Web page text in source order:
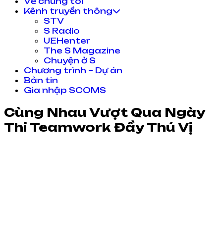
Kênh truyền thông
STV
S Radio
UEHenter
The S Magazine
Chuyện ở S
Chương trình – Dự án
Bản tin
Gia nhập SCOMS
Cùng Nhau Vượt Qua Ngày
Thi Teamwork Đầy Thú Vị